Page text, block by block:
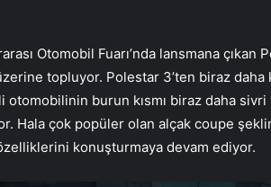
Otomobil Fuarı’nda lansmana çıkan
topluyor. Polestar 3’ten biraz daha
burun kısmı biraz daha sivri
Hala çok popüler olan alçak coupe
konuşturmaya devam ediyor.